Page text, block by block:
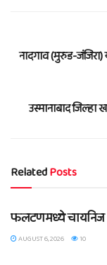
नादगाव (मुरुड-
उस्मानाबाद
RelatedPosts
BLOG
फलटणमध्ये चायनिज
AUGUST 6, 2026 10